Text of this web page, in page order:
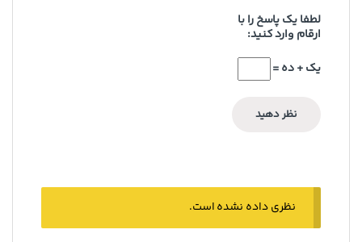
لطفا یک پاسخ را با
ارقام وارد کنید:
یک + ده =
نظری داده نشده است.